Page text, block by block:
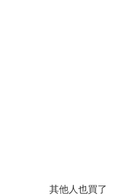
其他人也買了